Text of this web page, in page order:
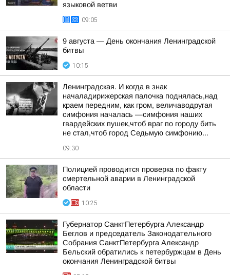
языковой ветви
09:05
9 августа — День окончания Ленинградской
битвы
10:15
Ленинградская. И когда в знак
началадирижерская палочка поднялась,над
краем передним, как гром, величаводругая
симфония началась —симфония наших
гвардейских пушек,чтоб враг по городу бить
не стал,чтоб город Седьмую симфонию...
09:30
Полицией проводится проверка по факту
смертельной аварии в Ленинградской
области
10:25
Губернатор СанктПетербурга Александр
Беглов и председатель Законодательного
Собрания СанктПетербурга Александр
Бельский обратились к петербуржцам в День
окончания Ленинградской битвы